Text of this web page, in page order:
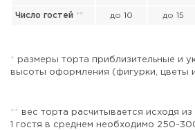
Число гостей ** до 10 до 15
*
размеры торта приблизительные и
высоты оформления (фигурки, цветы
* *
вес торта расчитывается исходя из
1 гостя в среднем необходимо 250-
Прикрепить файл или фото
Отправить